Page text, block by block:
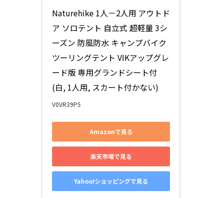
Naturehike 1人－2人用 アウトド
ア ソロテント 自立式 超軽量 3シ
ーズン 防風防水 キャンプバイク
ツーリングテント VIKアップグレ
ード版 専用グランドシート付
(白, 1人用, スカート付かない)
V0VR39P5
Amazonで見る
楽天市場で見る
Yahoo!ショッピングで見る